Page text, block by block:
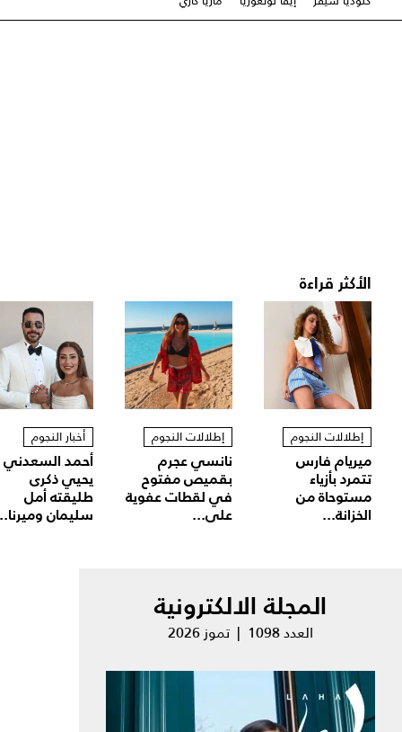
الأكثر قراءة
إطلالات النجوم
ميريام فارس
تتمرد بأزياء
مستوحاة من
الخزانة...
إطلالات النجوم
نانسي عجرم
بقميص مفتوح
في لقطات عفوية
على...
أخبار النجوم
أحمد السعدني
يحيي ذكرى
طليقته أمل
سليمان
المجلة الالكترونية
العدد 1098 | تموز 2026